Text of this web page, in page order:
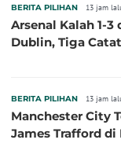
BERITA PILIHAN 13 jam
Arsenal Kalah 1-3
Dublin, Tiga
BERITA PILIHAN 13 jam
Manchester City
James Trafford di